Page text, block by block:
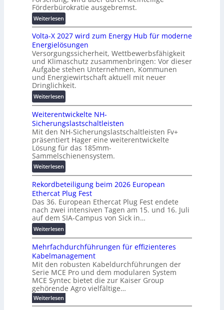
n
g
s
l
ö
s
u
n
g
e
n
h
u
t
z
u
n
d
d
i
g
i
t
a
l
e
T
r
a
n
s
p
a
r
e
n
z
Förderbürokratie ausgebremst.
Weiterlesen:
M
a
s
c
h
i
n
e
n
b
a
u
:
F
o
r
s
h
u
n
g
s
f
r
d
e
r
u
n
g
Volta-X 2027 wird zum Energy Hub für moderne
Energielösungen
Versorgungssicherheit, Wettbewerbsfähigkeit
und Klimaschutz zusammenbringen: Vor dieser
Aufgabe stehen Unternehmen, Kommunen
und Energiewirtschaft aktuell mit neuer
Dringlichkeit.
Weiterlesen:
V
o
l
t
a
-
X
2
0
2
7
w
i
r
d
z
u
m
E
n
e
r
g
Weiterentwickelte NH-
Sicherungslastschaltleisten
Mit den NH-Sicherungslastschaltleisten Fv+
präsentiert Hager eine weiterentwickelte
Lösung für das 185mm-
Sammelschienensystem.
Weiterlesen:
W
e
i
t
e
r
e
n
t
w
i
c
k
e
l
Rekordbeteiligung beim 2026 European
Ethercat Plug Fest
Das 36. European Ethercat Plug Fest endete
nach zwei intensiven Tagen am 15. und 16. Juli
auf dem SIA-Campus von Sick in…
Weiterlesen:
R
e
k
o
r
d
b
e
Mehrfachdurchführungen für effizienteres
Kabelmanagement
Mit den robusten Kabeldurchführungen der
Serie MCE Pro und dem modularen System
MCE Syntec bietet die zur Kaiser Group
gehörende Agro vielfältige…
Weiterlesen:
M